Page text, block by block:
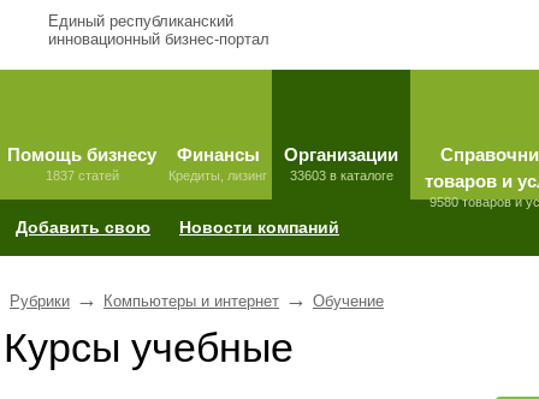
Единый республиканский
инновационный бизнес-портал
Помощь бизнесу
1837 статей
Финансы
Кредиты, лизинг
Организации
33603 в каталоге
товаров и
9580 товаров и
Добавить свою Новости компаний
Рубрики → Компьютеры и интернет → Обучение
Курсы учебные